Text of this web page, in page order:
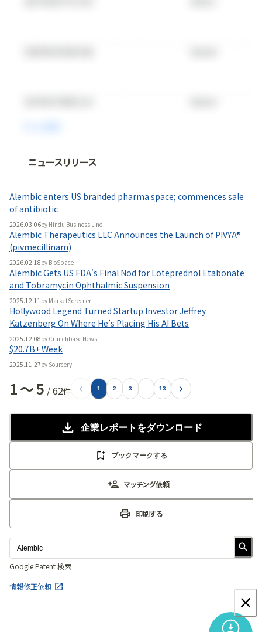
法人向け情報プラットフォーム
無料で使ってみる
ニュースリリース
Alembic enters US branded pharma space; commences sale
of antibiotic
2026.03.06by Hindu Business Line
Alembic Therapeutics LLC Announces the Launch of PIVYA®
(pivmecillinam)
2026.02.18by BioSpace
Alembic Gets US FDA's Final Nod for Loteprednol Etabonate
and Tobramycin Ophthalmic Suspension
2025.12.11by MarketScreener
Hollywood Legend Turned Startup Investor Jeffrey
Katzenberg On Where He’s Placing His AI Bets
2025.12.08by Crunchbase News
$20.7B+ Week
2025.11.27by Sourcery
1〜5 /62件 1 2 3 ... 13
企業レポート をダウンロード
ブックマークする
マッチング依頼
印刷する
Google Patent 検索
情報修正依頼